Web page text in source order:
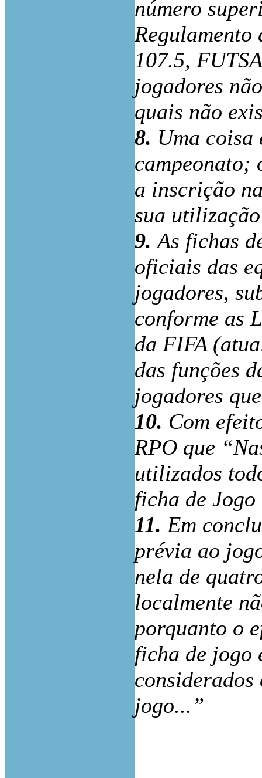
número
107.5,
jogadores
quais não
8. Uma coisa
campeonato;
a inscrição
sua
9.As fichas
oficiais das
jogadores,
conforme as
da FIFA
das funções
jogadores
10. Com
RPO que
utilizados
ficha de
11. Em
prévia ao
nela de
localmente
porquanto o
ficha de jogo
jogo...”